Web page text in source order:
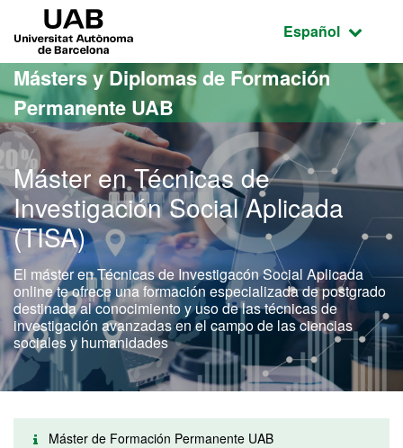
Acceso al contenido principal
Acceso a la navegación de la página
Idioma
Español
Másters y Diplomas de Formación
Permanente UAB
Máster en Técnicas de
Investigación Social Aplicada
(TISA)
El máster en Técnicas de Investigacón Social Aplicada
online te ofrece una formación especializada de postgrado
destinada al conocimiento y uso de las técnicas de
investigación avanzadas en el campo de las ciencias
sociales y humanidades
Máster de Formación Permanente UAB